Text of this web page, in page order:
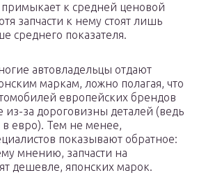
примыкает к средней ценовой
запчасти к нему стоят лишь
среднего показателя.
автовладельцы отдают
маркам, ложно полагая, что
европейских брендов
из-за дороговизны деталей (ведь
евро). Тем не менее,
показывают обратное:
мнению, запчасти на
дешевле, японских марок.